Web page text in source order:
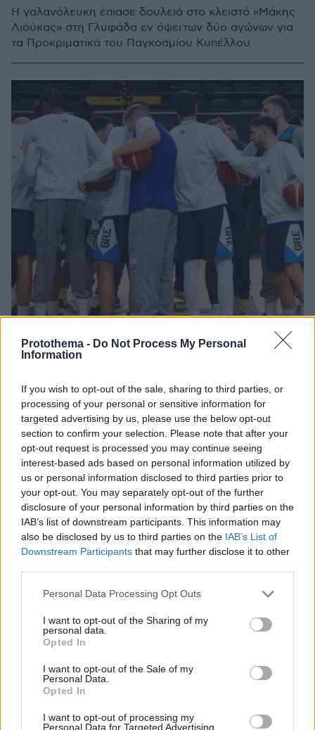
Protothema - Do Not Process My Personal
Information
If you wish to opt-out of the sale, sharing to third parties, or
processing of your personal or sensitive information for
targeted advertising by us, please use the below opt-out
section to confirm your selection. Please note that after your
opt-out request is processed you may continue seeing
interest-based ads based on personal information utilized by
us or personal information disclosed to third parties prior to
your opt-out. You may separately opt-out of the further
disclosure of your personal information by third parties on the
IAB’s list of downstream participants. This information may
also be disclosed by us to third parties on the IAB’s List of
Downstream Participants that may further disclose it to other
Please note that this website/app uses one or more Google
not limited to your visit or usage behaviour. You may click to
grant or deny consent to Google and its third-party tags to
use your data for below specified purposes in below Google
consent section.
Personal Data Processing Opt Outs
I want to opt-out of the Sharing of my
personal data.
Opted In
I want to opt-out of the Sale of my
Personal Data.
Opted In
I want to opt-out of processing my
Personal Data for Targeted Advertising.
Η γαλανόλευκη έπιασε δουλειά στο κλειστό «Μάκης
Λιούκας» στη Γλυφάδα εν όψει των δύο αγώνων για
τα Προκριματικά του Παγκοσμίου Κυπέλλου
Εθνική μπάσκετ: Ξεκίνησε η προετοιμασία για τα δύο
ματς με το Μαυροβούνιο
Ξεκίνησε η προετοιμασία της «γαλανόλευκης» για το
κρίσιμο διπλό ραντεβού των προκριματικών του
Παγκοσμίου – Οι αναγκαστικές αλλαγές της
τελευταίας στιγμής και οι δέκα παίκτες που πάτησαν
παρκέ
23.02.2026, 18:52